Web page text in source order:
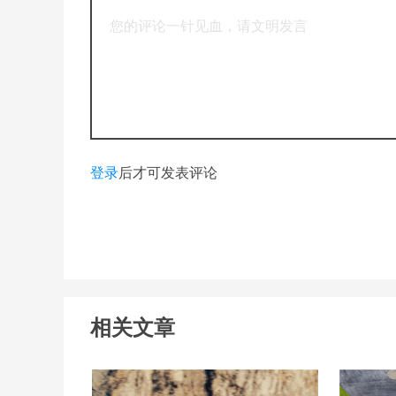
登录后才可发表评论
相关文章